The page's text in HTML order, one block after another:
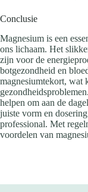
Conclusie
Magnesium is een
ons lichaam. Het
zijn voor de
botgezondheid en
magnesiumtekort, wat
helpen om aan de
juiste vorm en
professional. Met
voordelen van